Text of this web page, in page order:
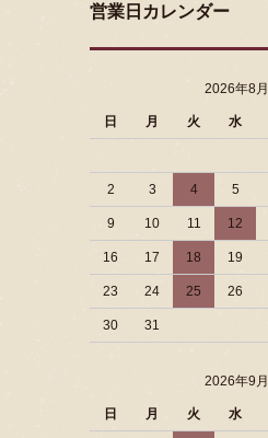
営業日カレンダー
2026年8月
日 月 火 水
2 3 4 5
9 10 11 12
16 17 18 19
23 24 25 26
30 31
2026年9月
日 月 火 水